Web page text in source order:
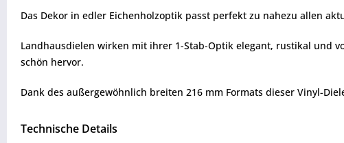
Das Dekor in edler Eichenholzoptik passt perfekt zu nahezu allen
Landhausdielen wirken mit ihrer 1-Stab-Optik elegant, rustikal und
schön hervor.
Dank des außergewöhnlich breiten 216 mm Formats dieser Vinyl-
Technische Details